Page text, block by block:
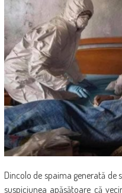
Dincolo de spaima generată de
suspiciunea apăsătoare că